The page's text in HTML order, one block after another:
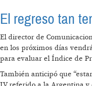
El regreso tan
El director de
en los próximos días
para evaluar el Índice de
También anticipó que